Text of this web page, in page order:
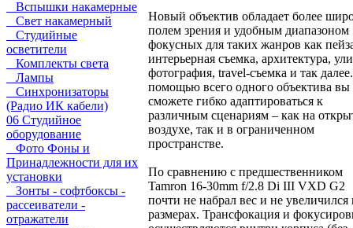
Вспышки накамерные
Свет накамерный
Студийные
осветители
Комплекты света
Лампы
Синхронизаторы
(Радио ИК кабели)
06 Студийное
оборудование
Фото Фоны и
Принадлежности для их
установки
Зонты - софтбоксы -
рассеиватели -
отражатели
Новый объектив обладает более
полем зрения и удобным диапазоном
фокусных для таких жанров как
интерьерная съемка, архитектура,
фотография, travel-съемка и так
помощью всего одного объектива вы
сможете гибко адаптироваться к
различным сценариям – как на
воздухе, так и в ограниченном
пространстве.
По сравнению с предшественником
Tamron 16-30mm f/2.8 Di III VXD G2
почти не набрал вес и не увеличился
размерах. Трансфокация и